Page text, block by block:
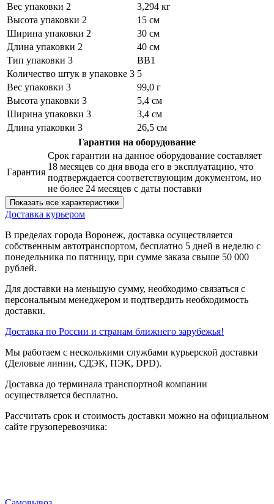
Вес упаковки 2
3,294 кг
Высота упаковки 2
15 см
Ширина упаковки 2
30 см
Длина упаковки 2
40 см
Тип упаковки 3
BB1
Количество штук в упаковке 3 5
Вес упаковки 3
99,0 г
Высота упаковки 3
5,4 см
Ширина упаковки 3
3,4 см
Длина упаковки 3
26,5 см
Гарантия на оборудование
Гарантия
Срок гарантии на данное оборудование составляет
18 месяцев со дня ввода его в эксплуатацию, что
подтверждается соответствующим документом, но
не более 24 месяцев с даты поставки
Показать все характеристики
Доставка курьером
В пределах города Воронеж, доставка осуществляется
собственным автотранспортом, бесплатно 5 дней в неделю с
понедельника по пятницу, при сумме заказа свыше 50 000
рублей.
Для доставки на меньшую сумму, необходимо связаться с
персональным менеджером и подтвердить необходимость
доставки.
Доставка по России и странам ближнего зарубежья!
Мы работаем с несколькими службами курьерской доставки
(Деловые линии, СДЭК, ПЭК, DPD).
Доставка до терминала транспортной компании
осуществляется бесплатно.
Рассчитать срок и стоимость доставки можно на официальном
сайте грузоперевозчика: